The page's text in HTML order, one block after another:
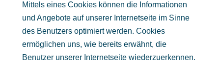
Mittels eines Cookies können die Informationen
und Angebote auf unserer Internetseite im Sinne
des Benutzers optimiert werden. Cookies
ermöglichen uns, wie bereits erwähnt, die
Benutzer unserer Internetseite wiederzuerkennen.